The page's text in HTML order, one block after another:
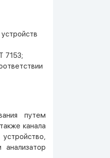
7153;
путем
канала